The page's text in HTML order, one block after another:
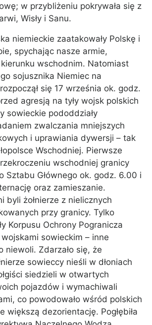
w przybliżeniu pokrywała się z
Wisły i Sanu.
niemieckie zaatakowały Polskę i
spychając nasze armie,
kierunku wschodnim. Natomiast
sojusznika Niemiec na
się 17 września ok. godz.
agresją na tyły wojsk polskich
sowieckie pododdziały
zwalczania mniejszych
i uprawiania dywersji – tak
Wschodniej. Pierwsze
wschodniej granicy
Sztabu Głównego ok. godz. 6.00 i
oraz zamieszanie.
byli żołnierze z nielicznych
przy granicy. Tylko
Korpusu Ochrony Pogranicza
sowieckim – inne
niewoli. Zdarzało się, że
sowieccy nieśli w dłoniach
siedzieli w otwartych
pojazdów i wymachiwali
co powodowało wśród polskich
większą dezorientację. Pogłębiła